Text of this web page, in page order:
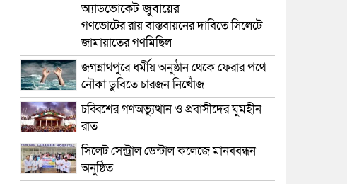
অ্যাডভোকেট জুবায়ের
গণভোটের রায় বাস্তবায়নের দাবিতে সিলেটে
জামায়াতের গণমিছিল
জগন্নাথপুরে ধর্মীয় অনুষ্ঠান থেকে ফেরার পথে
নৌকা ডুবিতে চারজন নিখোঁজ
চব্বিশের গণঅভ্যুত্থান ও প্রবাসীদের ঘুমহীন
রাত
সিলেট সেন্ট্রাল ডেন্টাল কলেজে মানববন্ধন
অনুষ্ঠিত